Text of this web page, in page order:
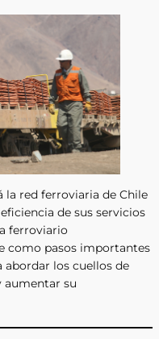
la red ferroviaria de Chile
de sus servicios
ferroviario
como pasos importantes
los cuellos de
aumentar su